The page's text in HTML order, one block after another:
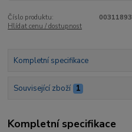
Číslo produktu:
00311893
Hlídat cenu / dostupnost
Kompletní specifikace
Související zboží 1
Kompletní specifikace